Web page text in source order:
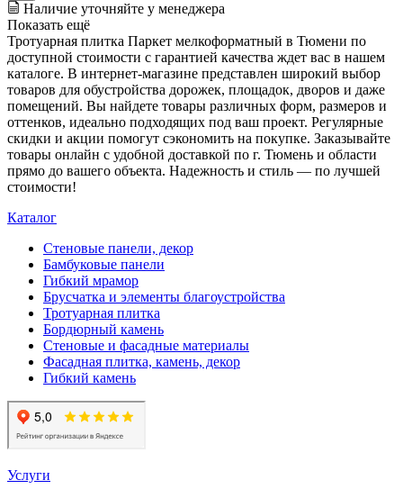
Наличие уточняйте у менеджера
Показать ещё
Тротуарная плитка Паркет мелкоформатный в Тюмени по
доступной стоимости с гарантией качества ждет вас в нашем
каталоге. В интернет-магазине представлен широкий выбор
товаров для обустройства дорожек, площадок, дворов и даже
помещений. Вы найдете товары различных форм, размеров и
оттенков, идеально подходящих под ваш проект. Регулярные
скидки и акции помогут сэкономить на покупке. Заказывайте
товары онлайн с удобной доставкой по г. Тюмень и области
прямо до вашего объекта. Надежность и стиль — по лучшей
стоимости!
Каталог
Стеновые панели, декор
Бамбуковые панели
Гибкий мрамор
Брусчатка и элементы благоустройства
Тротуарная плитка
Бордюрный камень
Стеновые и фасадные материалы
Фасадная плитка, камень, декор
Гибкий камень
Услуги